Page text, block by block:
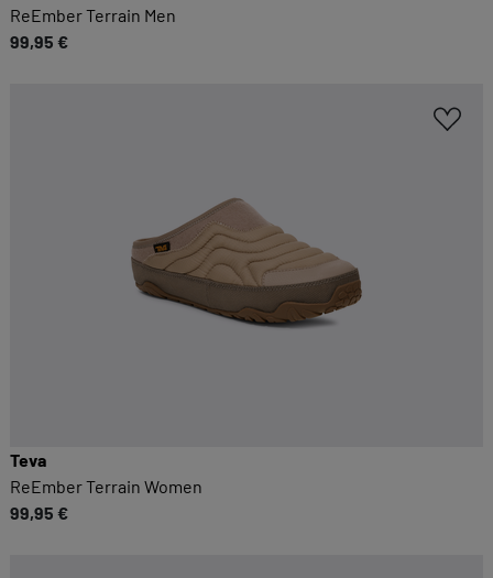
ReEmber Terrain Men
99,95 €
Teva
ReEmber Terrain Women
99,95 €